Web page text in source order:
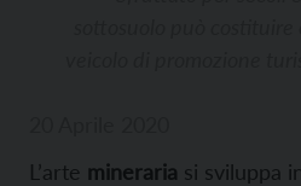
L’arte mineraria si sviluppa